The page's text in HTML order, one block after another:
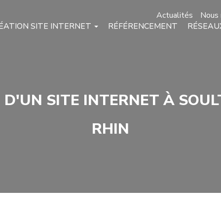
Actualités
Nous
SITE INTERNET
RÉFÉRENCEMENT
D'UN SITE INTERNET À
RHIN